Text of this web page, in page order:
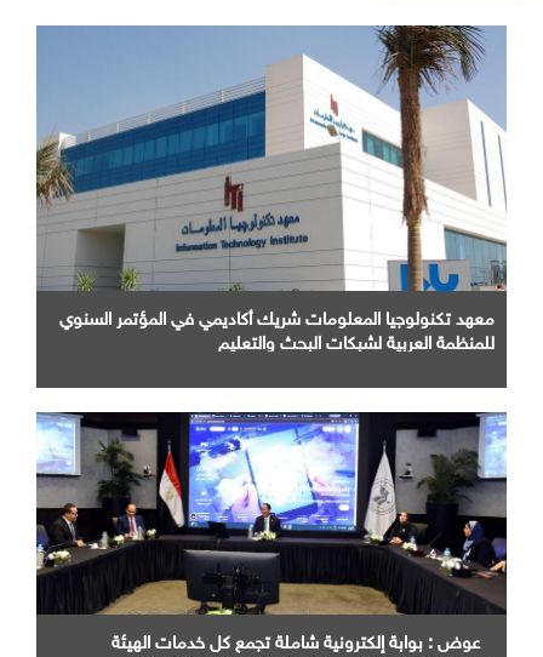
معهد تكنولوجيا المعلومات شريك أكاديمي في المؤتمر السنوي
للمنظمة العربية لشبكات البحث والتعليم
عوض : بوابة إلكترونية شاملة تجمع كل خدمات الهيئة